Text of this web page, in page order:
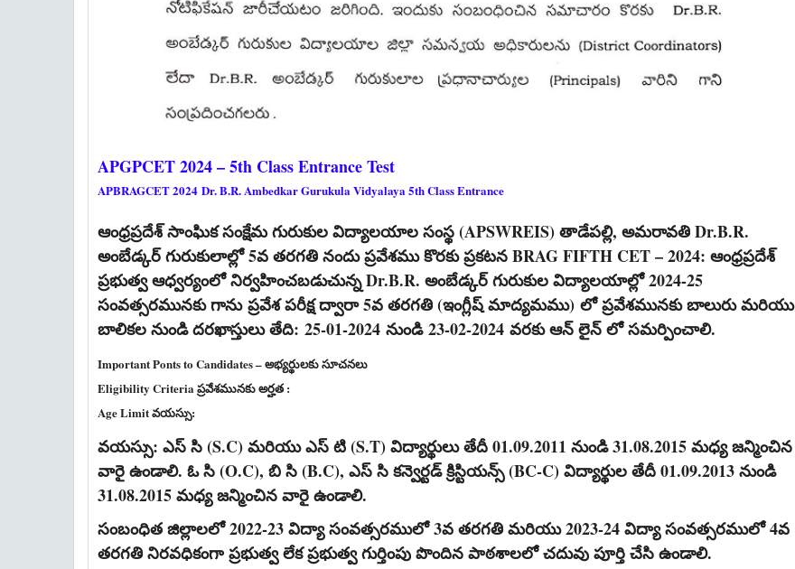
APGPCET 2024 – 5th Class Entrance Test
APBRAGCET 2024 Dr. B.R. Ambedkar Gurukula Vidyalaya 5th Class Entrance
ఆంధ్రప్రదేశ్ సాంఘిక సంక్షేమ గురుకుల విద్యాలయాల సంస్థ (APSWREIS) తాడేపల్లి, అమరావతి Dr.B.R.
అంబేడ్కర్ గురుకులాల్లో 5వ తరగతి నందు ప్రవేశము కొరకు ప్రకటన BRAG FIFTH CET – 2024: ఆంధ్రప్రదేశ్
ప్రభుత్వ ఆధ్వర్యంలో నిర్వహించబడుచున్న Dr.B.R. అంబేడ్కర్ గురుకుల విద్యాలయాల్లో 2024-25
సంవత్సరమునకు గానుప్రవేశ పరీక్ష ద్వారా 5వ తరగతి (ఇంగ్లీష్ మాద్యమము) లో ప్రవేశమునకు బాలురు మరియు
బాలికల నుండి దరఖాస్తులు తేది: 25-01-2024 నుండి23-02-2024 వరకు ఆన్ లైన్ లో సమర్పించాలి.
Important Ponts to Candidates – అభ్యర్థులకు సూచనలు
Eligibility Criteria ప్రవేశమునకు అర్హత :
Age Limit వయస్సు:
వయస్సు: ఎస్ సి (S.C) మరియు ఎస్ టి (S.T) విద్యార్థులు తేదీ 01.09.2011 నుండి 31.08.2015 మధ్య జన్మించిన
వారై ఉండాలి. ఓ సి (O.C), బి సి (B.C), ఎస్ సి కన్వెర్టడ్ క్రిస్టియన్స్ (BC-C) విద్యార్థుల తేదీ 01.09.2013 నుండి
31.08.2015 మధ్య జన్మించిన వారై ఉండాలి.
సంబంధిత జిల్లాలలో 2022-23 విద్యా సంవత్సరములో 3వ తరగతి మరియు 2023-24 విద్యా సంవత్సరములో 4వ
తరగతి నిరవధికంగా ప్రభుత్వ లేక ప్రభుత్వ గుర్తింపు పొందిన పాఠశాలలో చదువు పూర్తి చేసి ఉండాలి.